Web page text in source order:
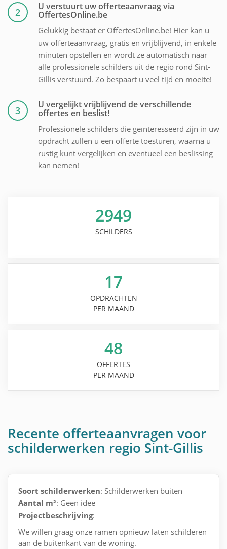
2 U verstuurt uw offerteaanvraag via
OffertesOnline.be
Gelukkig bestaat er OffertesOnline.be! Hier kan u
uw offerteaanvraag, gratis en vrijblijvend, in enkele
minuten opstellen en wordt ze automatisch naar
alle professionele schilders uit de regio rond Sint-
Gillis verstuurd. Zo bespaart u veel tijd en moeite!
3 U vergelijkt vrijblijvend de verschillende
offertes en beslist!
Professionele schilders die geïnteresseerd zijn in uw
opdracht zullen u een offerte toesturen, waarna u
rustig kunt vergelijken en eventueel een beslissing
kan nemen!
2949
SCHILDERS
17
OPDRACHTEN
PER MAAND
48
OFFERTES
PER MAAND
Recente offerteaanvragen voor
schilderwerken regio Sint-Gillis
Soort schilderwerken: Schilderwerken buiten
Aantal m²: Geen idee
Projectbeschrijving:
We willen graag onze ramen opnieuw laten schilderen
aan de buitenkant van de woning.